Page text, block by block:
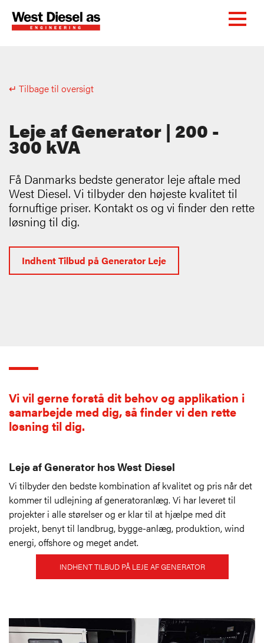
↵ Tilbage til oversigt
Leje af Generator | 200 -
300 kVA
Få Danmarks bedste generator leje aftale med
West Diesel. Vi tilbyder den højeste kvalitet til
fornuftige priser. Kontakt os og vi finder den rette
løsning til dig.
Indhent Tilbud på Generator Leje
Vi vil gerne forstå dit behov og applikation i
samarbejde med dig, så finder vi den rette
løsning til dig.
Leje af Generator hos West Diesel
Vi tilbyder den bedste kombination af kvalitet og pris når det
kommer til udlejning af generatoranlæg. Vi har leveret til
projekter i alle størelser og er klar til at hjælpe med dit
projekt, benyt til landbrug, bygge-anlæg, produktion, wind
energi, offshore og meget andet.
INDHENT TILBUD PÅ LEJE AF GENERATOR